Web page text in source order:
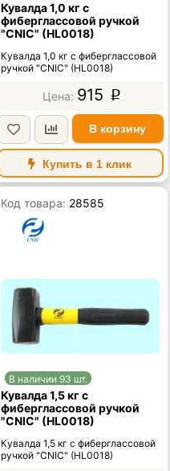
Кувалда 1,0 кг с
фиберглассовой ручкой
"CNIC" (HL0018)
Кувалда 1,0 кг с фиберглассовой
ручкой "CNIC" (HL0018)
915 p
В корзину
Купить в 1 клик
Код товара: 28585
В наличии 93 шт.
Кувалда 1,5 кг с
фиберглассовой ручкой
"CNIC" (HL0018)
Кувалда 1,5 кг с фиберглассовой
ручкой "CNIC" (HL0018)